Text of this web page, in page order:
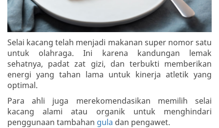
Selai kacang telah menjadi makanan super nomor satu
untuk olahraga. Ini karena kandungan lemak
sehatnya, padat zat gizi, dan terbukti memberikan
energi yang tahan lama untuk kinerja atletik yang
optimal.
Para ahli juga merekomendasikan memilih selai
kacang alami atau organik untuk menghindari
penggunaan tambahan gula dan pengawet.